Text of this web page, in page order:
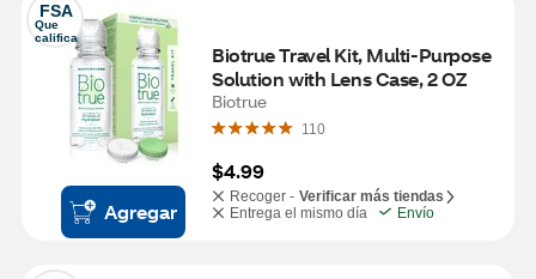
FSA
Que
califica
Agregar
Biotrue Travel Kit, Multi-Purpose
Solution with Lens Case, 2 OZ
Biotrue
110
$4.99
Recoger - Verificar más tiendas
Entrega el mismo día
Envío